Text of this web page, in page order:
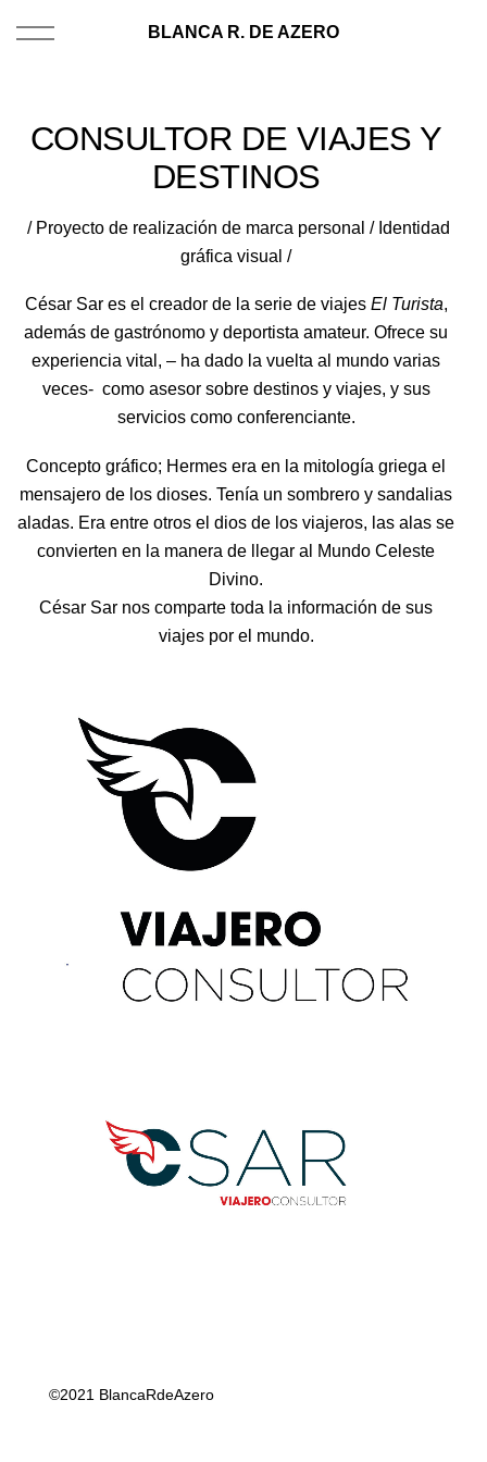
BLANCA R. DE AZERO
CONSULTOR DE VIAJES Y
DESTINOS
/ Proyecto de realización de marca personal / Identidad
gráfica visual /
César Sar es el creador de la serie de viajes El Turista,
además de gastrónomo y deportista amateur. Ofrece su
experiencia vital, – ha dado la vuelta al mundo varias
veces- como asesor sobre destinos y viajes, y sus
servicios como conferenciante.
Concepto gráfico; Hermes era en la mitología griega el
mensajero de los dioses. Tenía un sombrero y sandalias
aladas. Era entre otros el dios de los viajeros, las alas se
convierten en la manera de llegar al Mundo Celeste
Divino.
César Sar nos comparte toda la información de sus
viajes por el mundo.
©2021 BlancaRdeAzero